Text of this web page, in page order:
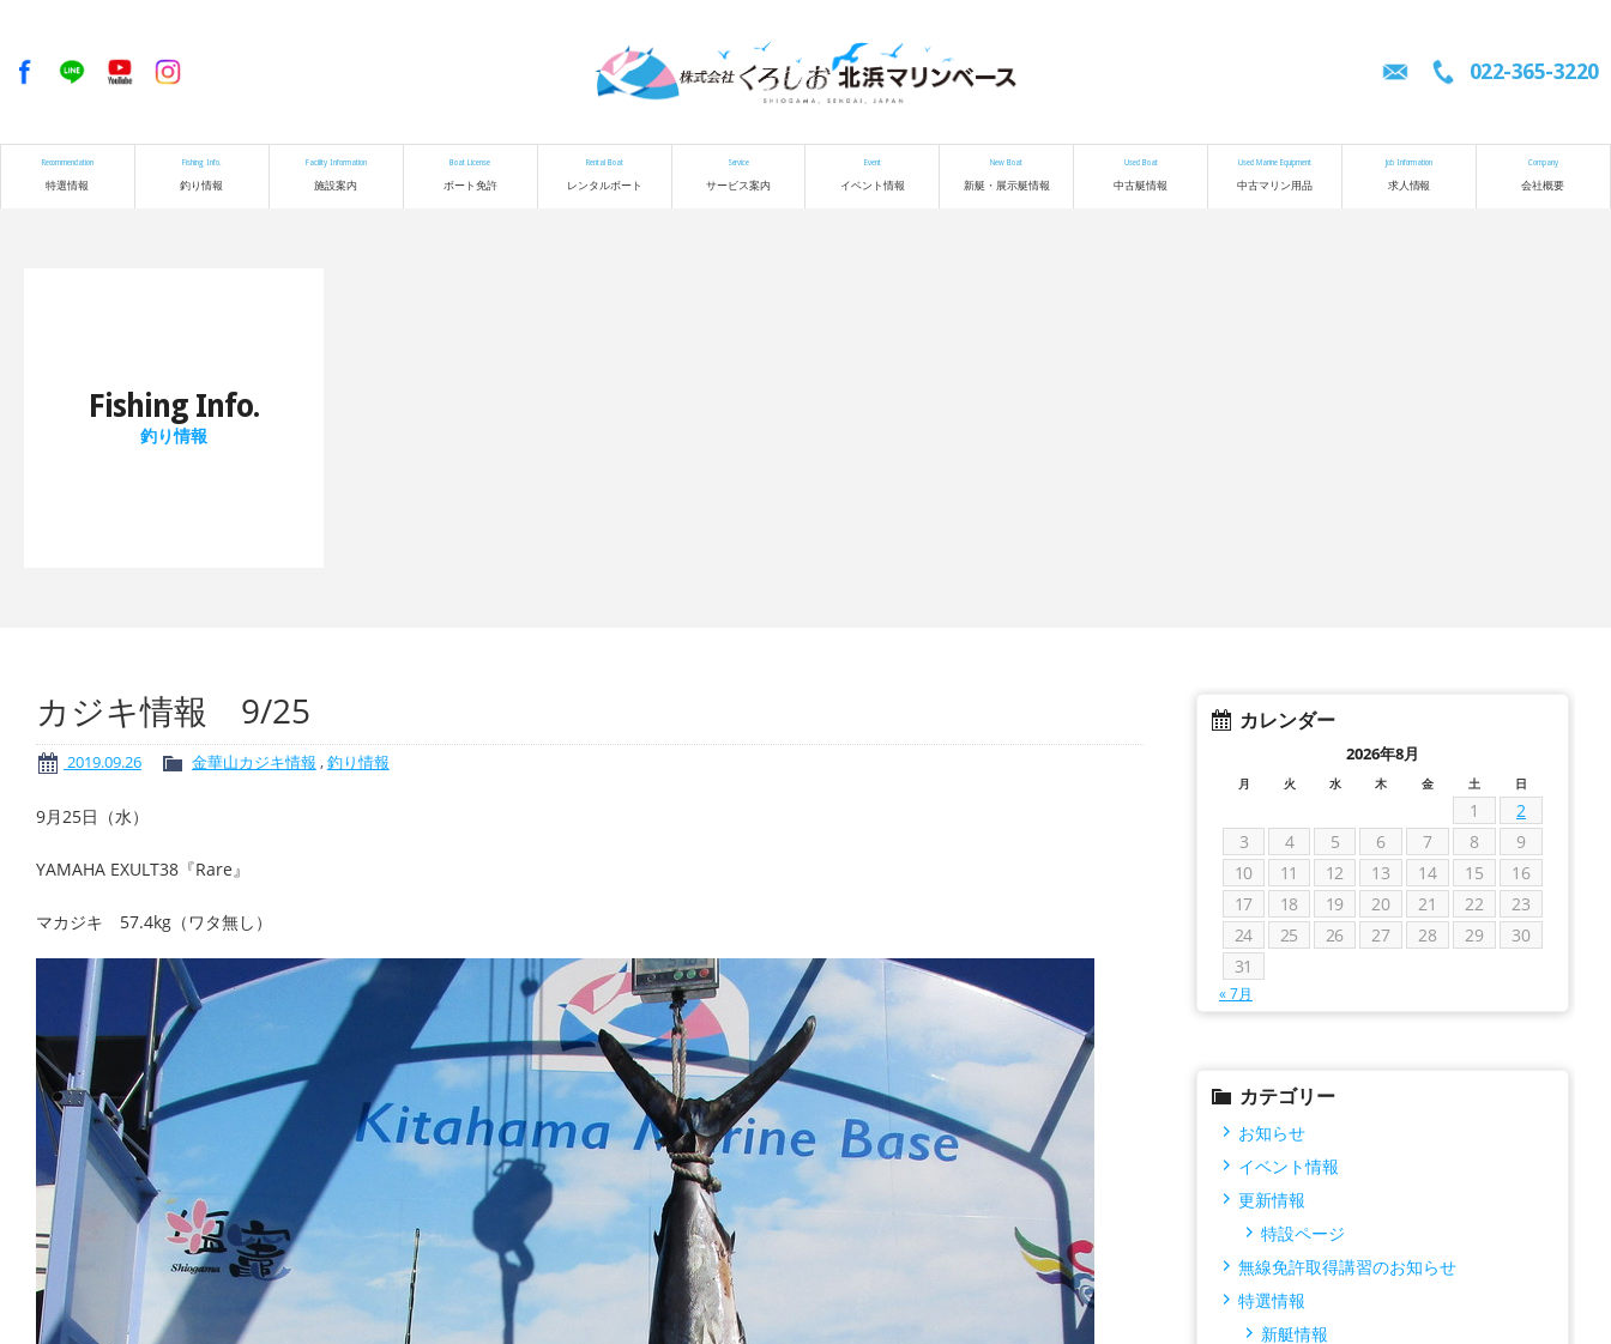
022-365-3220
Recommendation
特選情報
Fishing Info.
釣り情報
Facility Information
施設案内
Boat License
ボート免許
Rental Boat
レンタルボート
Service
サービス案内
Event
イベント情報
New Boat
新艇・展示艇情報
Used Boat
中古艇情報
Used Marine Equipment
中古マリン用品
Job Information
求人情報
Company
会社概要
Fishing Info.
釣り情報
カジキ情報 9/25
2019.09.26 金華山カジキ情報 ,釣り情報
9月25日（水）
YAMAHA EXULT38『Rare』
マカジキ 57.4kg（ワタ無し）
カレンダー
2026年8月
月 火 水 木 金 土 日
1
2
3
4 5 6 7 8
9
10
11 12 13 14 15
16
17
18 19 20 21 22
23
24
25 26 27 28 29
30
31
« 7月
カテゴリー
お知らせ
イベント情報
更新情報
特設ページ
無線免許取得講習のお知らせ
特選情報
新艇情報